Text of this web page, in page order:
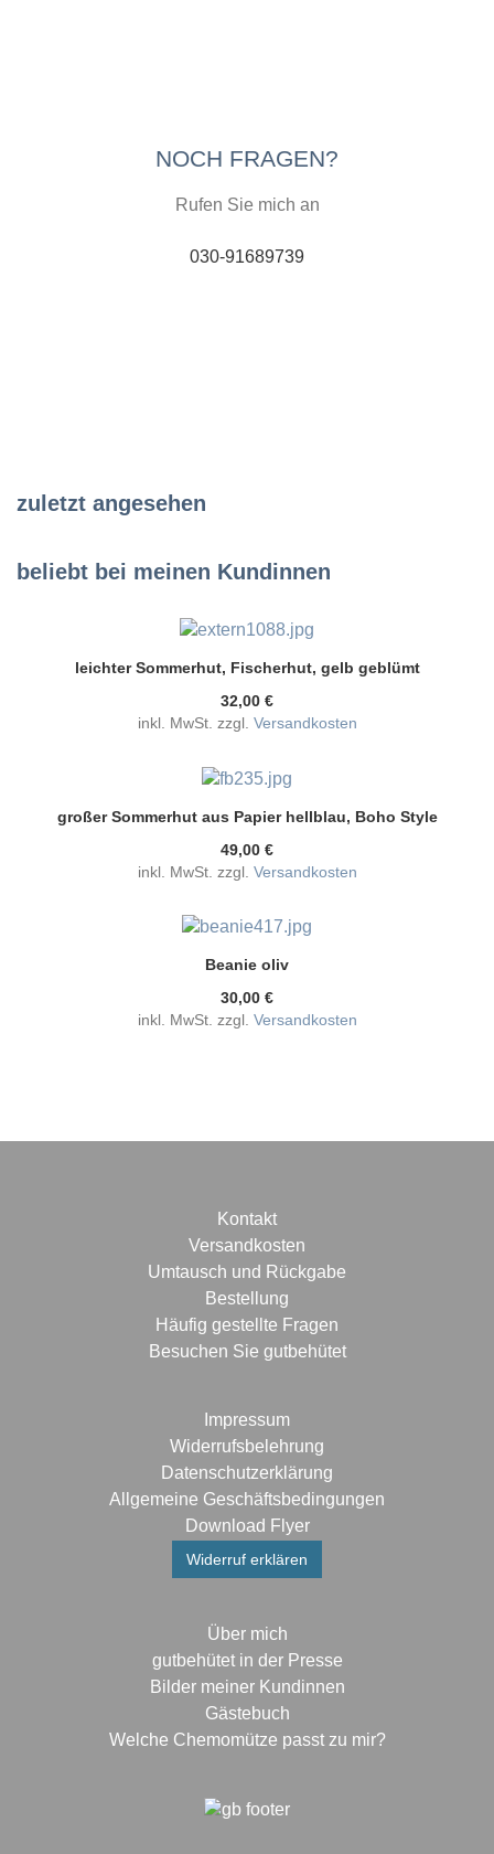
NOCH FRAGEN?
Rufen Sie mich an
030-91689739
zuletzt angesehen
beliebt bei meinen Kundinnen
leichter Sommerhut, Fischerhut, gelb geblümt
32,00 €
inkl. MwSt. zzgl. Versandkosten
großer Sommerhut aus Papier hellblau, Boho Style
49,00 €
inkl. MwSt. zzgl. Versandkosten
Beanie oliv
30,00 €
inkl. MwSt. zzgl. Versandkosten
Kontakt
Versandkosten
Umtausch und Rückgabe
Bestellung
Häufig gestellte Fragen
Besuchen Sie gutbehütet
Impressum
Widerrufsbelehrung
Datenschutzerklärung
Allgemeine Geschäftsbedingungen
Download Flyer
Widerruf erklären
Über mich
gutbehütet in der Presse
Bilder meiner Kundinnen
Gästebuch
Welche Chemomütze passt zu mir?